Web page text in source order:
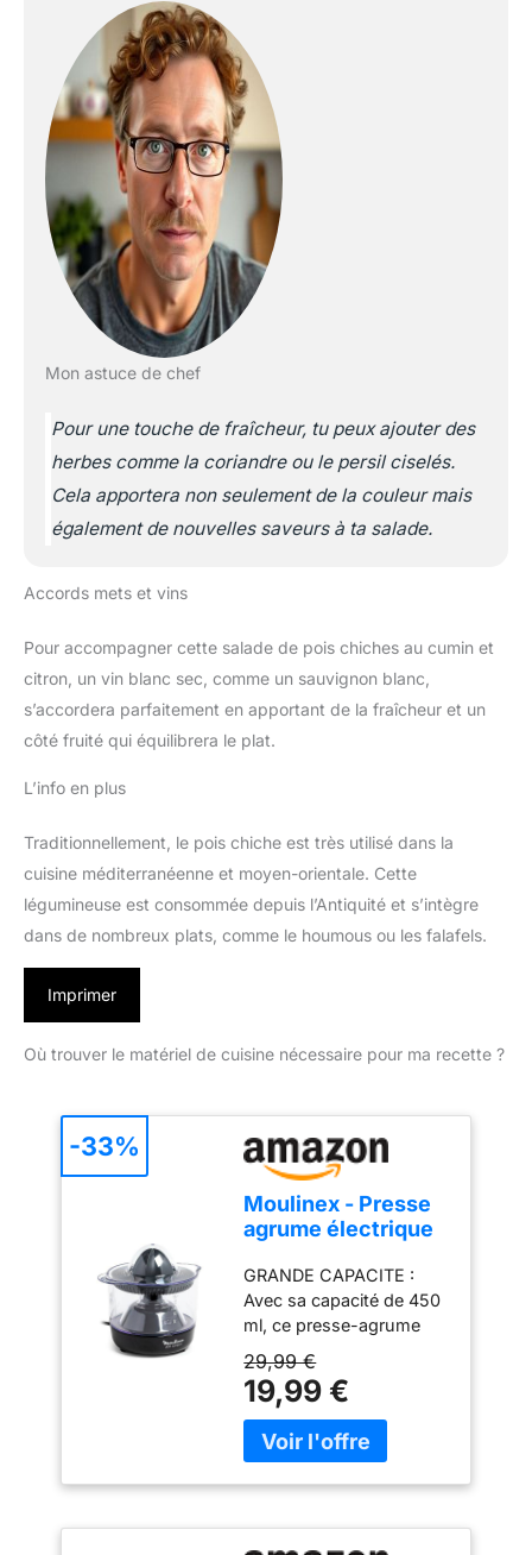
Mon astuce de chef
Pour une touche de fraîcheur, tu peux ajouter des
herbes comme la coriandre ou le persil ciselés.
Cela apportera non seulement de la couleur mais
également de nouvelles saveurs à ta salade.
Accords mets et vins
Pour accompagner cette salade de pois chiches au cumin et
citron, un vin blanc sec, comme un sauvignon blanc,
s’accordera parfaitement en apportant de la fraîcheur et un
côté fruité qui équilibrera le plat.
L’info en plus
Traditionnellement, le pois chiche est très utilisé dans la
cuisine méditerranéenne et moyen-orientale. Cette
légumineuse est consommée depuis l’Antiquité et s’intègre
dans de nombreux plats, comme le houmous ou les falafels.
Imprimer
Où trouver le matériel de cuisine nécessaire pour ma recette ?
Moulinex - Presse
agrume électrique
Double rotation
0.45 L
GRANDE CAPACITE :
Avec sa capacité de 450
ml, ce presse-agrume
produit suffisamment de
jus pour remplir plusieurs
verres AUTO ON/OFF : Il
suffit d'appuyer sur le
cône pour que le
rotation du cône dans
les deux sens permet
29,99 €
19,99 €
-33%